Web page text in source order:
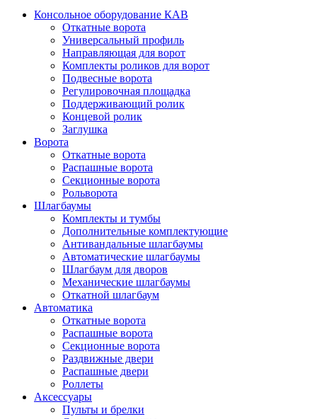
Консольное оборудование КАВ
Откатные ворота
Универсальный профиль
Направляющая для ворот
Комплекты роликов для ворот
Подвесные ворота
Регулировочная площадка
Поддерживающий ролик
Концевой ролик
Заглушка
Ворота
Откатные ворота
Распашные ворота
Секционные ворота
Рольворота
Шлагбаумы
Комплекты и тумбы
Дополнительные комплектующие
Антивандальные шлагбаумы
Автоматические шлагбаумы
Шлагбаум для дворов
Механические шлагбаумы
Откатной шлагбаум
Автоматика
Откатные ворота
Распашные ворота
Секционные ворота
Раздвижные двери
Распашные двери
Роллеты
Аксессуары
Пульты и брелки